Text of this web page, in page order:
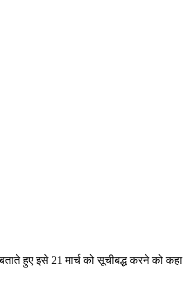
हुए इसे 21 मार्च को सूचीबद्ध करने को कहा